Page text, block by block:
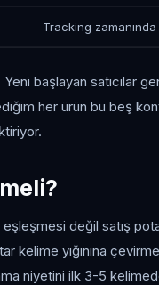
Tracking
başlayan satıcılar
her ürün bu beş
değil satış
kelime yığınına
niyetini ilk 3-5